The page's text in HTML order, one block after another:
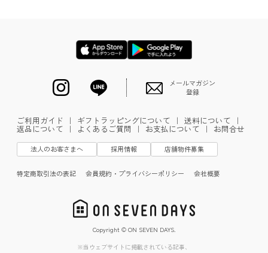
メールマガジン
登録
ご利用ガイド ｜ ギフトラッピングについて ｜ 送料について ｜
返品について ｜ よくあるご質問 ｜ お支払について ｜ お問合せ
法人のお客さまへ 採用情報 店舗物件募集
特定商取引法の表記 会員規約・プライバシーポリシー 会社概要
Copyright © ON SEVEN DAYS.
※当ウェブサイトに掲載されている記事、